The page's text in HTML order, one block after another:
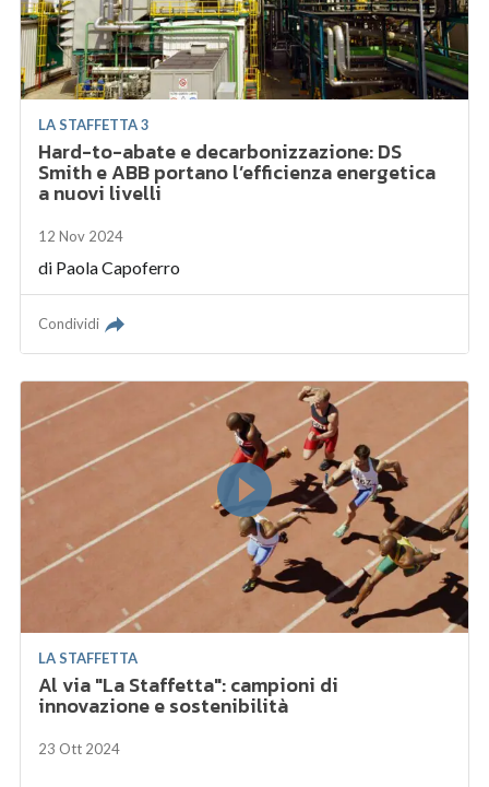
LA STAFFETTA 3
Hard-to-abate e decarbonizzazione: DS
Smith e ABB portano l’efficienza energetica
a nuovi livelli
12 Nov 2024
di Paola Capoferro
Condividi
LA STAFFETTA
Al via "La Staffetta": campioni di
innovazione e sostenibilità
23 Ott 2024